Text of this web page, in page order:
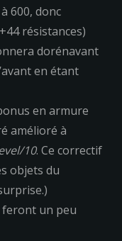
600, donc
résistances)
dorénavant
en étant
en armure
amélioré à
10. Ce correctif
objets du
feront un peu